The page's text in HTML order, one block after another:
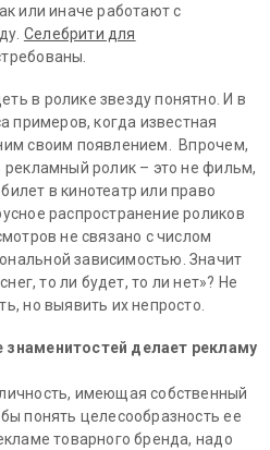
или иначе работают с
Селебрити для
в ролике звезду понятно. И в
примеров, когда известная
своим появлением. Впрочем,
рекламный ролик – это не фильм,
в кинотеатр или право
распространение роликов
не связано с числом
зависимостью. Значит
то ли будет, то ли нет»? Не
но выявить их непросто.
знаменитостей делает рекламу
имеющая собственный
понять целесообразность ее
товарного бренда, надо